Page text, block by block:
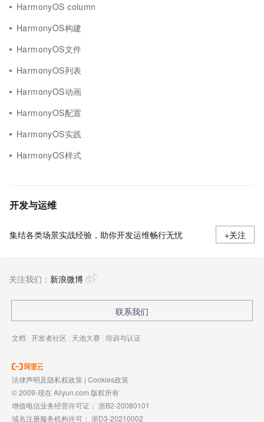
HarmonyOS column
HarmonyOS构建
HarmonyOS文件
HarmonyOS列表
HarmonyOS动画
HarmonyOS配置
HarmonyOS实践
HarmonyOS样式
开发与运维
集结各类场景实战经验，助你开发运维畅行无忧 +关注
关注我们： 新浪微博
联系我们
文档 | 开发者社区 | 天池大赛 | 培训与认证
法律声明及隐私权政策 | Cookies政策
© 2009-现在 Aliyun.com 版权所有
增值电信业务经营许可证： 浙B2-20080101
域名注册服务机构许可： 浙D3-20210002